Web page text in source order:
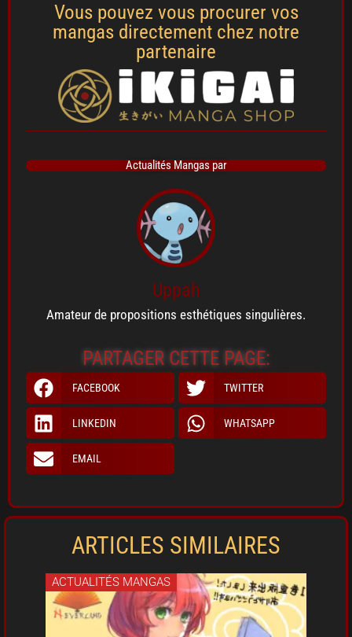
Vous pouvez vous procurer vos
mangas directement chez notre
partenaire
Actualités Mangas par
Uppah
Amateur de propositions esthétiques singulières.
PARTAGER CETTE PAGE:
FACEBOOK TWITTER
LINKEDIN WHATSAPP
EMAIL
ARTICLES SIMILAIRES
ACTUALITÉS MANGAS